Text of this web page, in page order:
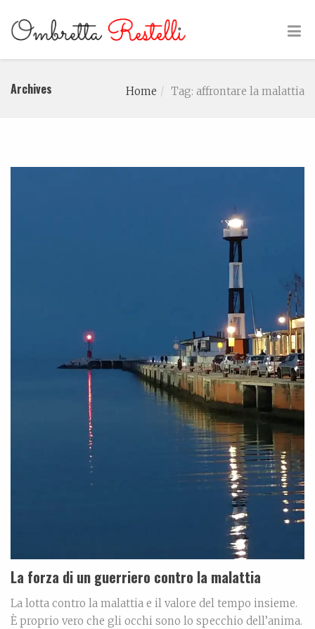
Archives Home Tag: affrontare la malattia
La forza di un guerriero contro la malattia
La lotta contro la malattia e il valore del tempo insieme.
È proprio vero che gli occhi sono lo specchio dell’anima.